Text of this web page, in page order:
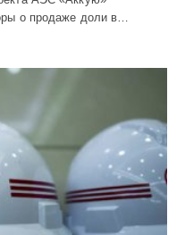
о продаже доли в…